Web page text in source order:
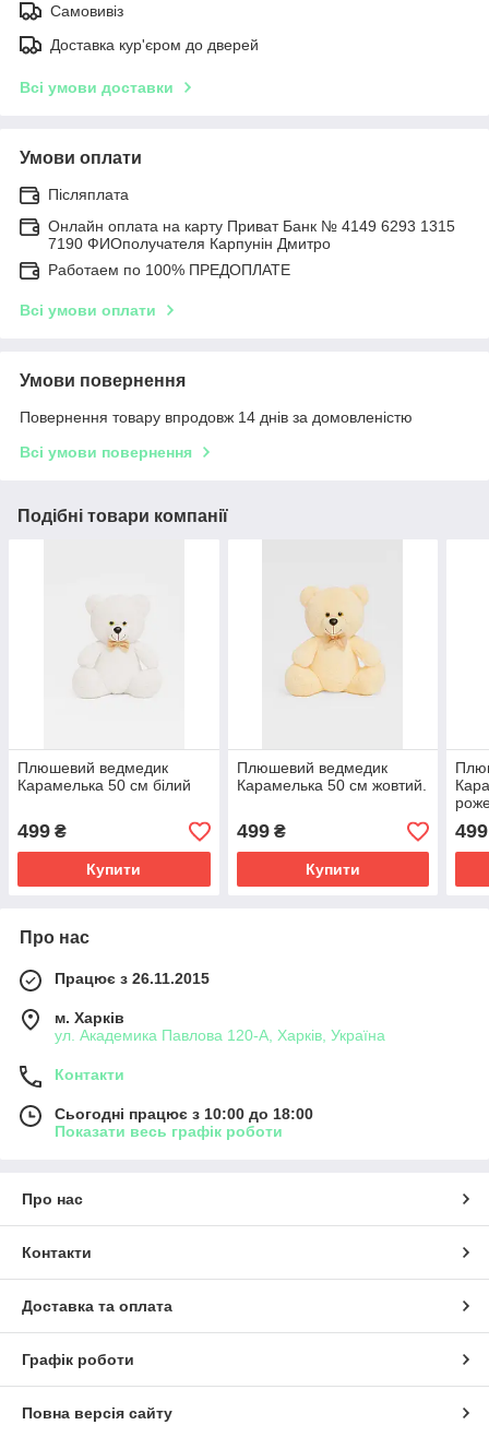
Самовивіз
Доставка кур'єром до дверей
Всі умови доставки
Умови оплати
Післяплата
Онлайн оплата на карту Приват Банк № 4149 6293 1315
7190 ФИОполучателя Карпунін Дмитро
Работаем по 100% ПРЕДОПЛАТЕ
Всі умови оплати
Умови повернення
Повернення товару впродовж 14 днів за домовленістю
Всі умови повернення
Подібні товари компанії
Плюшевий ведмедик
Карамелька 50 см білий
499 ₴
Купити
Плюшевий ведмедик
Карамелька 50 см жовтий.
499₴
Купити
499
Про нас
Працює з 26.11.2015
м. Харків
ул. Академика Павлова 120-А, Харків, Україна
Контакти
Сьогодні працює з 10:00 до 18:00
Показати весь графік роботи
Про нас
Контакти
Доставка та оплата
Графік роботи
Повна версія сайту